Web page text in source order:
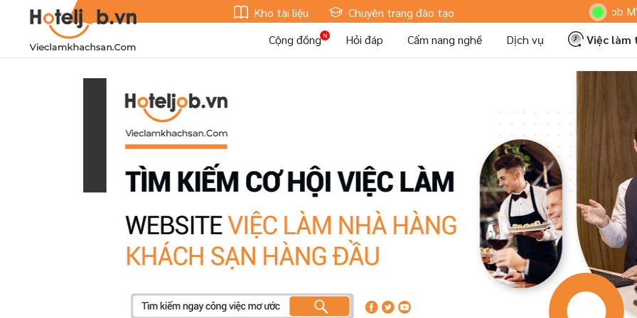
Kho tài liệu Chuyên trang đào tạo Hoteljob MV:
Cộng đồng
Hỏi đáp Cẩm nang nghề Dịch vụ
Việc làm